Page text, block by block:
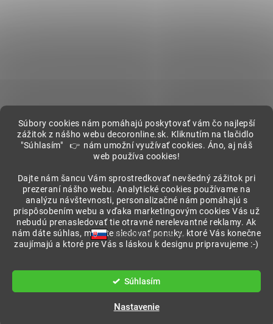
Súbory cookies nám pomáhajú poskytovať vám čo najlepší
zážitok z nášho webu decoronline.sk. Kliknutím na tlačidlo
"Súhlasím" 👉 nám umožní využívať cookies. Áno, aj náš
web používa cookies!
Dajte nám šancu Vám sprostredkovať nevšedný zážitok pri
prezeraní nášho webu. Analytické cookies používame na
analýzu návštevnosti, personalizačné nám pomáhajú s
prispôsobením webu a vďaka marketingovým cookies Vás už
nebudú prenasledovať tie otravné nerelevantné reklamy. Ak
nám dáte súhlas, môžete sledovať ponuky, ktoré Vás konečne
zaujímajú a ktoré pre Vás s láskou k designu pripravujeme :-)
Súhlasím
Nastavenie
Showroom
DECORonline.sk